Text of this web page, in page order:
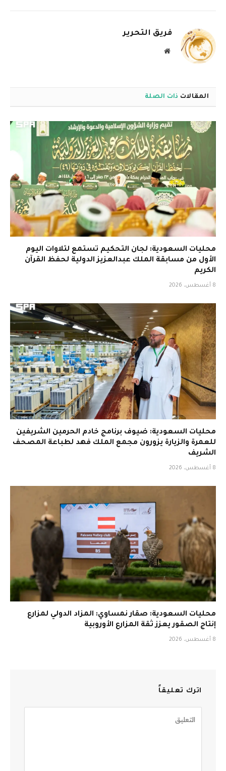
فريق التحرير
موقع
المقالات ذات الصلة
محليات السعودية: لجان التحكيم تستمع لتلاوات اليوم
الأول من مسابقة الملك عبدالعزيز الدولية لحفظ القرآن
الكريم
8 أغسطس، 2026
محليات السعودية: ضيوف برنامج خادم الحرمين الشريفين
للعمرة والزيارة يزورون مجمع الملك فهد لطباعة المصحف
الشريف
8 أغسطس، 2026
محليات السعودية: صقار نمساوي: المزاد الدولي لمزارع
إنتاج الصقور يعزز ثقة المزارع الأوروبية
8 أغسطس، 2026
اترك تعليقاً